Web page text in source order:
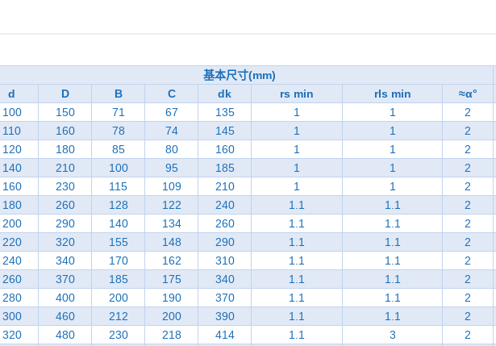
基本尺寸(mm)
d
D B C dk rs min rls min
≈α°
100 150 71 67 135 1 1
2
110 160 78 74 145 1 1
2
120 180 85 80 160 1 1
2
140 210 100 95 185 1 1
2
160 230 115 109 210 1 1
2
180 260 128 122 240 1.1 1.1
2
200 290 140 134 260 1.1 1.1
2
220 320 155 148 290 1.1 1.1
2
240 340 170 162 310 1.1 1.1
2
260 370 185 175 340 1.1 1.1
2
280 400 200 190 370 1.1 1.1
2
300 460 212 200 390 1.1 1.1
2
320 480 230 218 414 1.1 3
2